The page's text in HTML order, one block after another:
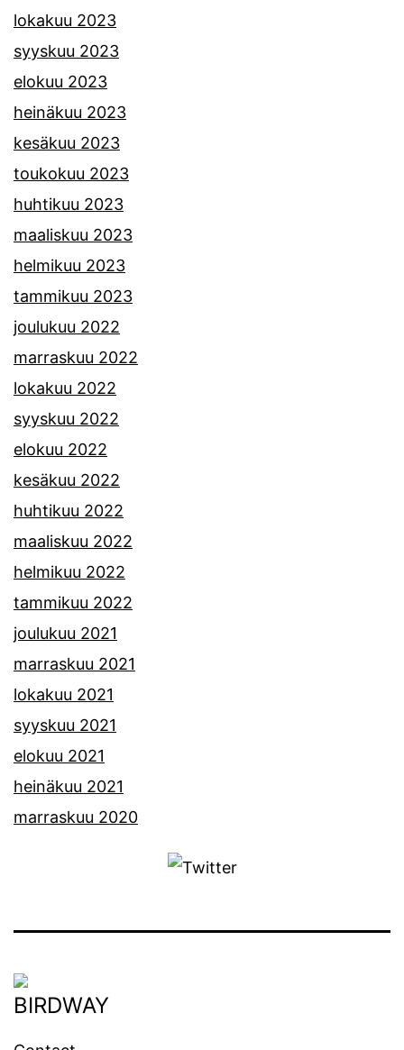
lokakuu 2023
syyskuu 2023
elokuu 2023
heinäkuu 2023
kesäkuu 2023
toukokuu 2023
huhtikuu 2023
maaliskuu 2023
helmikuu 2023
tammikuu 2023
joulukuu 2022
marraskuu 2022
lokakuu 2022
syyskuu 2022
elokuu 2022
kesäkuu 2022
huhtikuu 2022
maaliskuu 2022
helmikuu 2022
tammikuu 2022
joulukuu 2021
marraskuu 2021
lokakuu 2021
syyskuu 2021
elokuu 2021
heinäkuu 2021
marraskuu 2020